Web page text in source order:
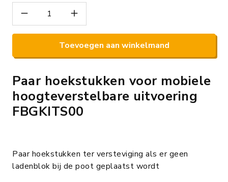
Toevoegen aan winkelmand
Paar hoekstukken voor mobiele
hoogteverstelbare uitvoering
FBGKITS00
Paar hoekstukken ter versteviging als er geen
ladenblok bij de poot geplaatst wordt